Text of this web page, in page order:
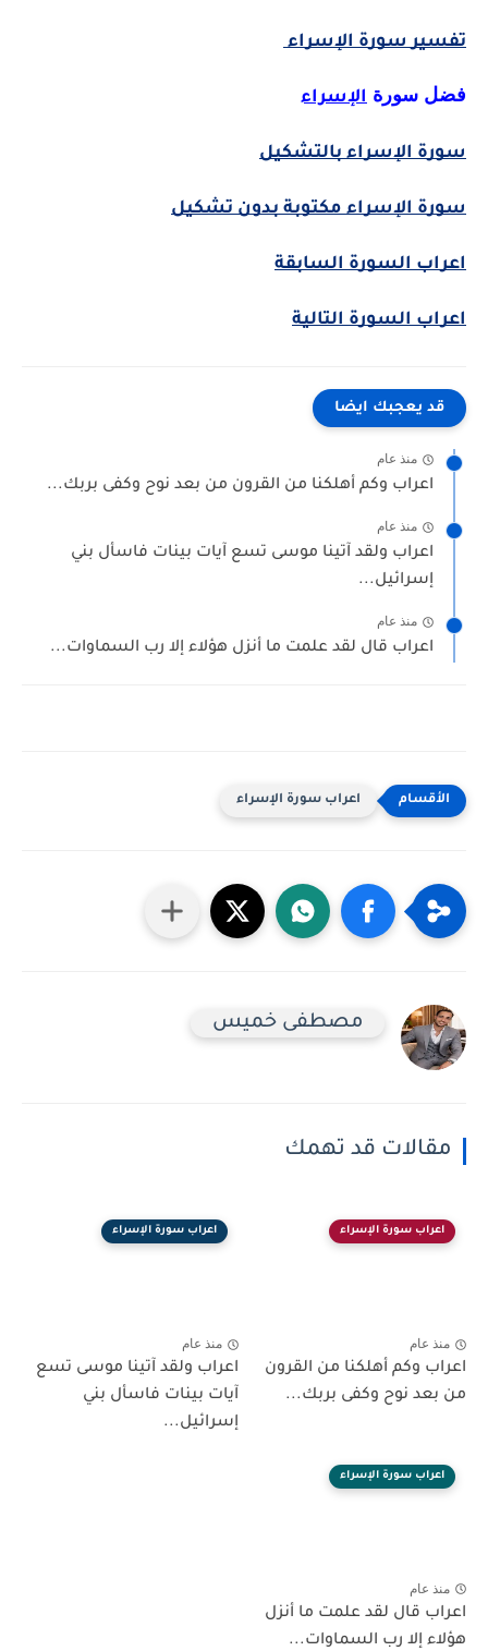
تفسير سورة الإسراء
فضل سورة الإسراء
سورة الإسراء بالتشكيل
سورة الإسراء مكتوبة بدون تشكيل
اعراب السورة السابقة
اعراب السورة التالية
قد يعجبك ايضا
منذ عام
اعراب وكم أهلكنا من القرون من بعد نوح وكفى بربك...
منذ عام
اعراب ولقد آتينا موسى تسع آيات بينات فاسأل بني
إسرائيل...
منذ عام
اعراب قال لقد علمت ما أنزل هؤلاء إلا رب السماوات...
اعراب سورة الإسراء
مصطفى خميس
مقالات قد تهمك
اعراب سورة الإسراء
منذ عام
اعراب وكم أهلكنا من القرون
من بعد نوح وكفى بربك...
اعراب سورة الإسراء
منذ عام
اعراب ولقد آتينا موسى تسع
آيات بينات فاسأل بني
إسرائيل...
اعراب سورة الإسراء
منذ عام
اعراب قال لقد علمت ما أنزل
هؤلاء إلا رب السماوات...